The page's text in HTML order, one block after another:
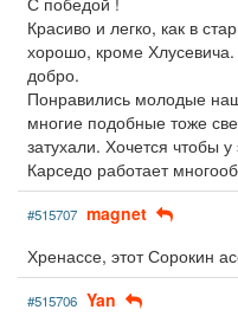
Красиво и легко, как в
хорошо, кроме
добро.
Понравились молодые
многие подобные тоже
затухали. Хочется чтобы
Карседо работает
#515707 magnet
Хренассе, этот Сорокин
#515706 Yan